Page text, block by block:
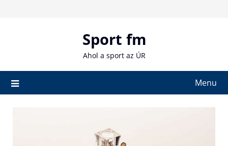
Sport fm
Ahol a sport az ÚR
Menu